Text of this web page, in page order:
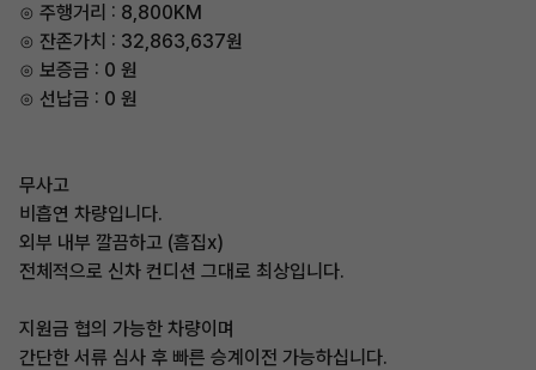
⊙ 주행거리 : 8,800KM
⊙ 잔존가치 : 32,863,637원
⊙ 보증금 : 0 원
⊙ 선납금 : 0 원
무사고
비흡연 차량입니다.
외부 내부 깔끔하고 (흠집x)
전체적으로 신차 컨디션 그대로 최상입니다.
지원금 협의 가능한 차량이며
간단한 서류 심사 후 빠른 승계이전 가능하십니다.